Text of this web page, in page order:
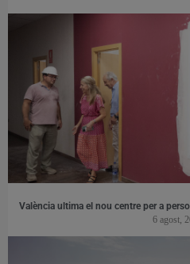
València ultima el nou centre per a
6 agost,